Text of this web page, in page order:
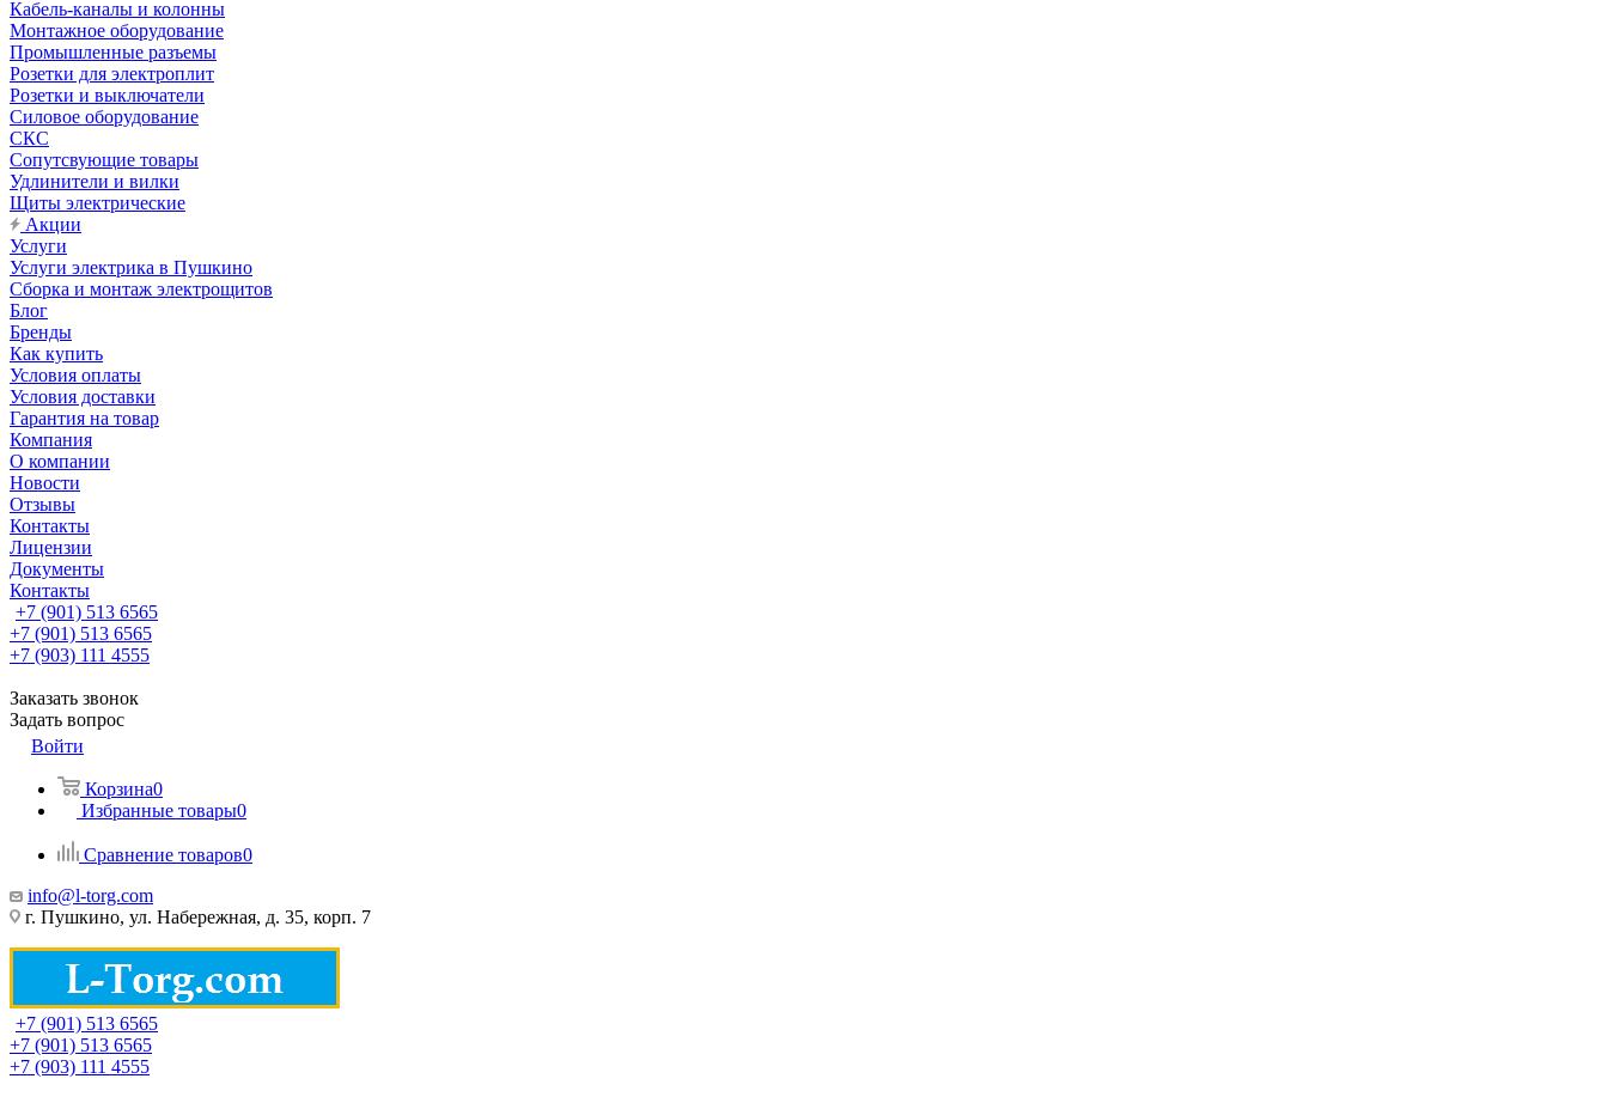
Кабель-каналы и колонны
Монтажное оборудование
Промышленные разъемы
Розетки для электроплит
Розетки и выключатели
Силовое оборудование
СКС
Сопутсвующие товары
Удлинители и вилки
Щиты электрические
Акции
Услуги
Услуги электрика в Пушкино
Сборка и монтаж электрощитов
Блог
Бренды
Как купить
Условия оплаты
Условия доставки
Гарантия на товар
Компания
О компании
Новости
Отзывы
Контакты
Лицензии
Документы
Контакты
+7 (901) 513 6565
+7 (901) 513 6565
+7 (903) 111 4555
Заказать звонок
Задать вопрос
Войти
Корзина0
Избранные товары0
Сравнение товаров0
info@l-torg.com
г. Пушкино, ул. Набережная, д. 35, корп. 7
+7 (901) 513 6565
+7 (901) 513 6565
+7 (903) 111 4555